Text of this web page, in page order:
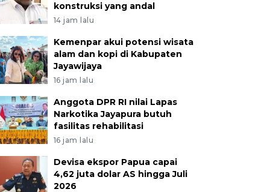
konstruksi yang andal
14 jam lalu
Kemenpar akui potensi wisata
alam dan kopi di Kabupaten
Jayawijaya
16 jam lalu
Anggota DPR RI nilai Lapas
Narkotika Jayapura butuh
fasilitas rehabilitasi
16 jam lalu
Devisa ekspor Papua capai
4,62 juta dolar AS hingga Juli
2026